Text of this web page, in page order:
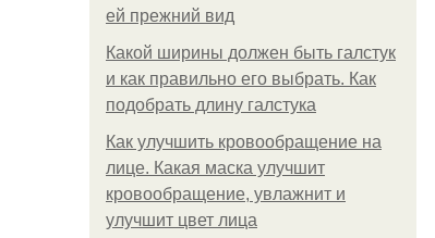
ей прежний вид
Какой ширины должен быть галстук
и как правильно его выбрать. Как
подобрать длину галстука
Как улучшить кровообращение на
лице. Какая маска улучшит
кровообращение, увлажнит и
улучшит цвет лица